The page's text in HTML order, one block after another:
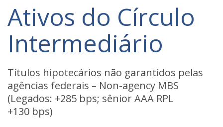
Ativos do Círculo
Intermediário
Títulos hipotecários não garantidos pelas
agências federais – Non-agency MBS
(Legados: +285 bps; sênior AAA RPL
+130 bps)